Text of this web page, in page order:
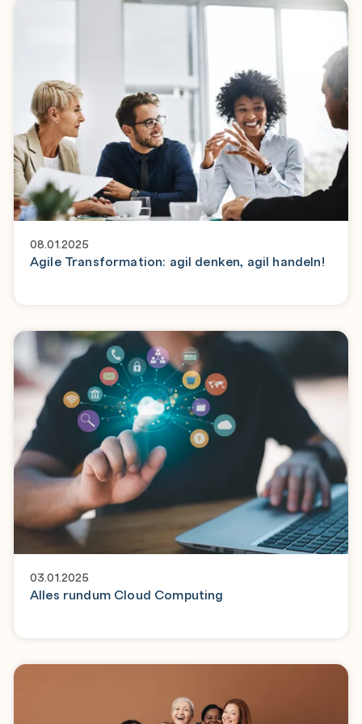
08.01.2025
Agile Transformation: agil denken, agil handeln!
03.01.2025
Alles rundum Cloud Computing